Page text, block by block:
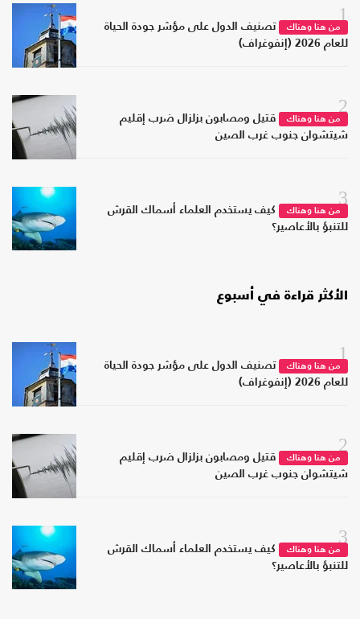
1
من هنا وهناك
تصنيف الدول على مؤشر جودة الحياة
للعام 2026 (إنفوغراف)
2
من هنا وهناك
قتيل ومصابون بزلزال ضرب إقليم
شيتشوان جنوب غرب الصين
3
من هنا وهناك
كيف يستخدم العلماء أسماك القرش
للتنبؤ بالأعاصير؟
الأكثر قراءة في أسبوع
1
من هنا وهناك
تصنيف الدول على مؤشر جودة الحياة
للعام 2026 (إنفوغراف)
2
من هنا وهناك
قتيل ومصابون بزلزال ضرب إقليم
شيتشوان جنوب غرب الصين
3
من هنا وهناك
كيف يستخدم العلماء أسماك القرش
للتنبؤ بالأعاصير؟